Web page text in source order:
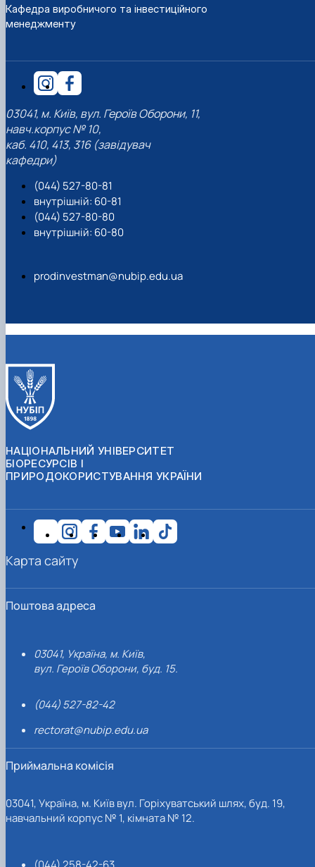
Кафедра виробничого та інвестиційного
менеджменту
03041, м. Київ, вул. Героїв Оборони, 11,
навч.корпус № 10,
каб. 410, 413, 316 (завідувач
кафедри)
(044) 527-80-81
внутрішній: 60-81
(044) 527-80-80
внутрішній: 60-80
prodinvestman@nubip.edu.ua
НАЦІОНАЛЬНИЙ УНІВЕРСИТЕТ
БІОРЕСУРСІВ І
ПРИРОДОКОРИСТУВАННЯ УКРАЇНИ
Поштова адреса
03041, Україна, м. Київ,
вул. Героїв Оборони, буд. 15.
(044) 527-82-42
rectorat@nubip.edu.ua
Приймальна комісія
03041, Україна, м. Київ вул. Горіхуватський шлях, буд. 19,
навчальний корпус № 1, кімната № 12.
Карта сайту